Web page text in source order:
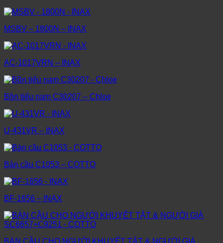
MSBV – 1800N – INAX
AC-1017VRN – INAX
Bồn tiểu nam C30207 – Chloe
U-431VR – INAX
Bàn cầu C1053 – COTTO
BF-1656 – INAX